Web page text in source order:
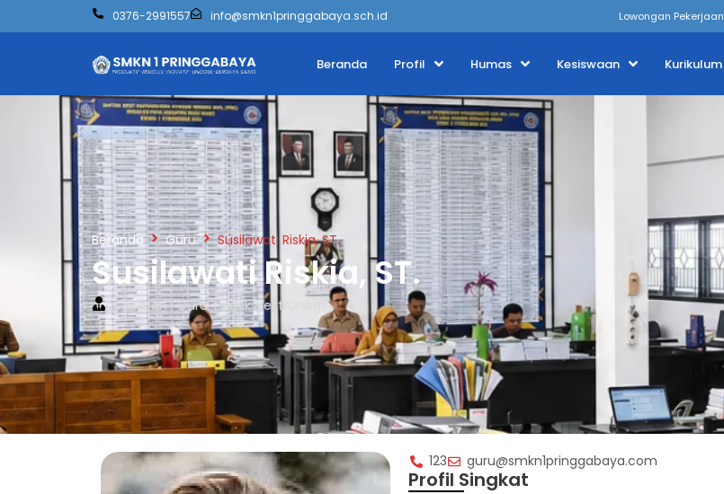
0376-2991557 info@smkn1pringgabaya.sch.id Lowongan Pekerjaan
Beranda Profil Humas Kesiswaan Kurikulum
Beranda Guru Susilawati Riskia, ST.
Susilawati Riskia, ST.
Jabatan : Guru Teknik Elektronika
123 guru@smkn1pringgabaya.com
Profil Singkat